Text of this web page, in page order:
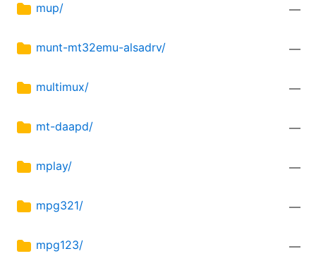
mup/ —
munt-mt32emu-alsadrv/ —
multimux/ —
mt-daapd/ —
mplay/ —
mpg321/ —
mpg123/ —